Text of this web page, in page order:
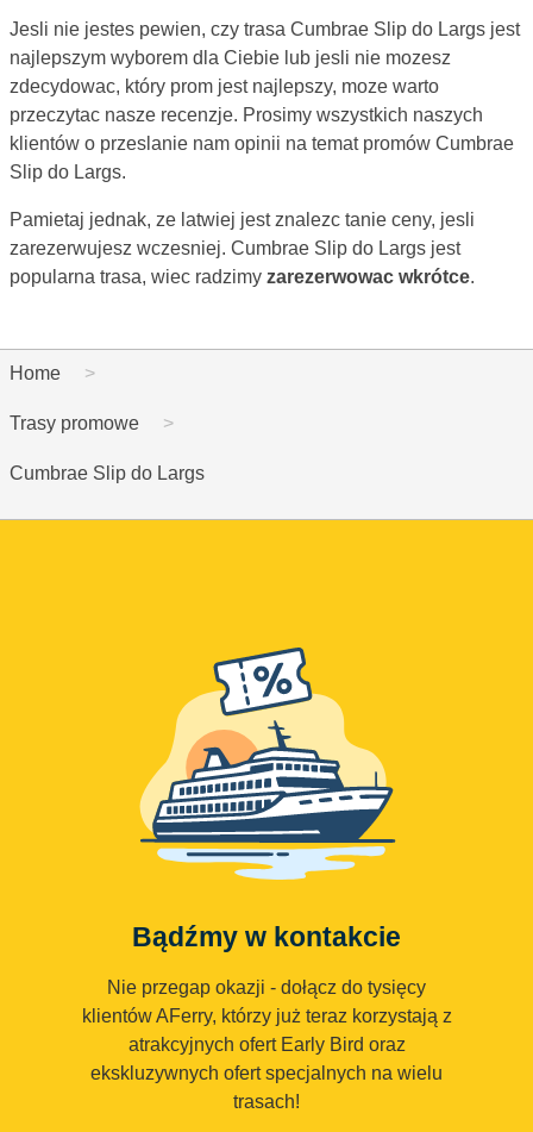
Jesli nie jestes pewien, czy trasa Cumbrae Slip do Largs jest
najlepszym wyborem dla Ciebie lub jesli nie mozesz
zdecydowac, który prom jest najlepszy, moze warto
przeczytac nasze recenzje. Prosimy wszystkich naszych
klientów o przeslanie nam opinii na temat promów Cumbrae
Slip do Largs.
Pamietaj jednak, ze latwiej jest znalezc tanie ceny, jesli
zarezerwujesz wczesniej. Cumbrae Slip do Largs jest
popularna trasa, wiec radzimy zarezerwowac wkrótce.
Home
Trasy promowe
Cumbrae Slip do Largs
Bądźmy w kontakcie
Nie przegap okazji - dołącz do tysięcy
klientów AFerry, którzy już teraz korzystają z
atrakcyjnych ofert Early Bird oraz
ekskluzywnych ofert specjalnych na wielu
trasach!